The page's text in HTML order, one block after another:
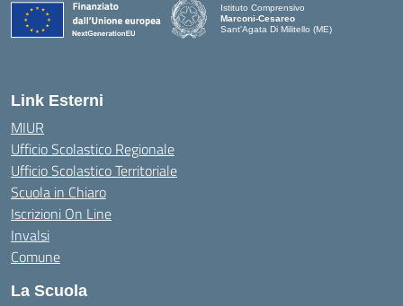
Istituto Comprensivo
Marconi-Cesareo
Sant'Agata Di Militello (ME)
Link Esterni
MIUR
Ufficio Scolastico Regionale
Ufficio Scolastico Territoriale
Scuola in Chiaro
Iscrizioni On Line
Invalsi
Comune
La Scuola